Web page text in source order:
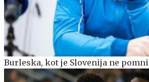
Burleska, kot je Slovenija ne pomni